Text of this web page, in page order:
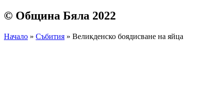
© Община Бяла 2022
Начало » Събития » Великденско боядисване на яйца